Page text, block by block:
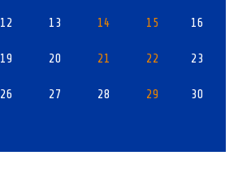
12 13 14 15 16
19 20 21 22 23
26 27 28 29 30